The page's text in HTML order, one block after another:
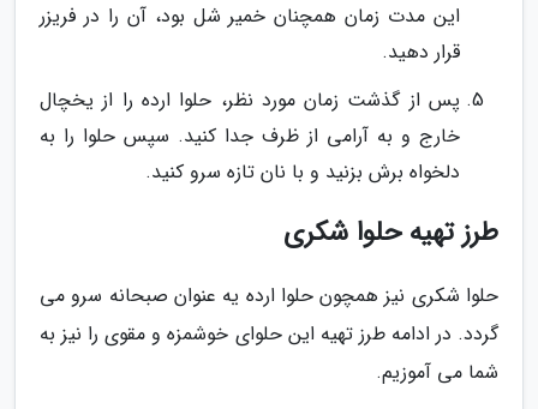
این مدت زمان همچنان خمیر شل بود، آن را در فریزر
قرار دهید.
پس از گذشت زمان مورد نظر، حلوا ارده را از یخچال
خارج و به آرامی از ظرف جدا کنید. سپس حلوا را به
دلخواه برش بزنید و با نان تازه سرو کنید.
طرز تهیه حلوا شکری
حلوا شکری نیز همچون حلوا ارده یه عنوان صبحانه سرو می
گردد. در ادامه طرز تهیه این حلوای خوشمزه و مقوی را نیز به
شما می آموزیم.